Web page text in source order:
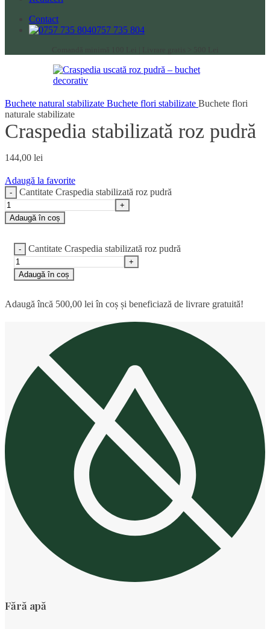
Contact
0757 735 804
Buchete natural stabilizate Buchete flori stabilizate Buchete flori
naturale stabilizate
Craspedia stabilizată roz pudră
144,00 lei
Adaugă la favorite
Cantitate Craspedia stabilizată roz pudră
Adaugă în coș
Cantitate Craspedia stabilizată roz pudră
Adaugă în coș
Adaugă încă 500,00 lei în coș și beneficiază de livrare gratuită!
Fără apă